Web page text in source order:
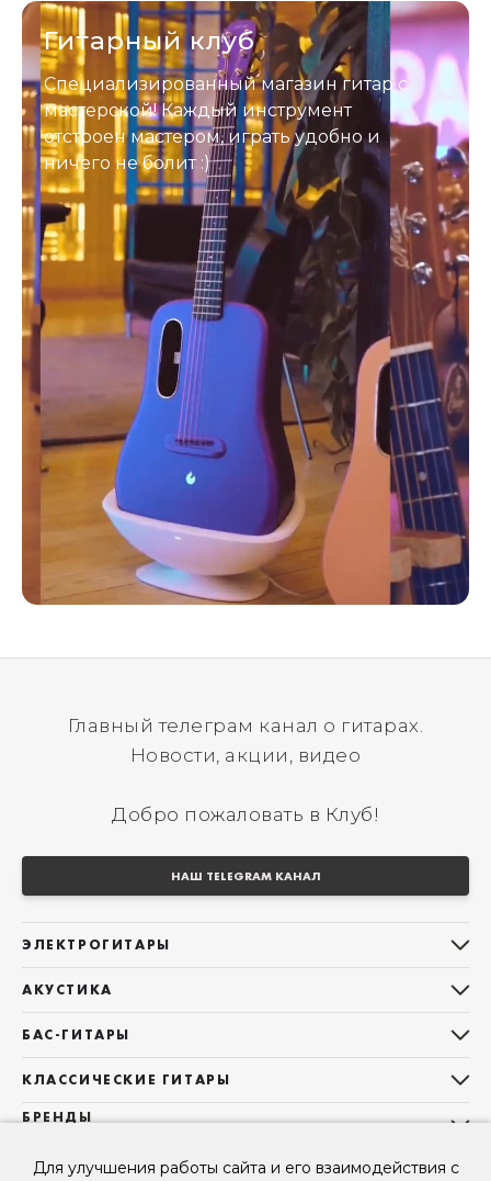
Для улучшения работы сайта и его взаимодействия с
Гитарный клуб
Специализированный магазин гитар с
мастерской! Каждый инструмент
отстроен мастером, играть удобно и
ничего не болит :)
Главный телеграм канал о гитарах.
Новости, акции, видео
Добро пожаловать в Клуб!
НАШ TELEGRAM КАНАЛ
ЭЛЕКТРОГИТАРЫ
Telecaster
Les Paul
Superstrat
АКУСТИКА
Фолки (ОМ, 000, 00)
Гранд Аудиториум
Б/У, уцененные гитары
БАС-ГИТАРЫ
Precision Bass
КЛАССИЧЕСКИЕ ГИТАРЫ
Все классические гитары
Б/У, уцененные гитары
БРЕНДЫ
Sigma Guitars